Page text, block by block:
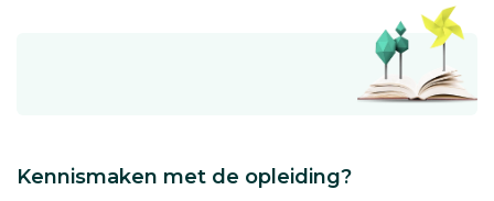
Kennismaken met de opleiding?